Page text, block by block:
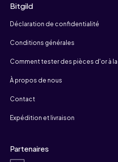
Bitgild
Déclaration de confidentialité
Conditions générales
Comment tester des pièces d'or à la
À propos de nous
Contact
Expédition et livraison
Partenaires